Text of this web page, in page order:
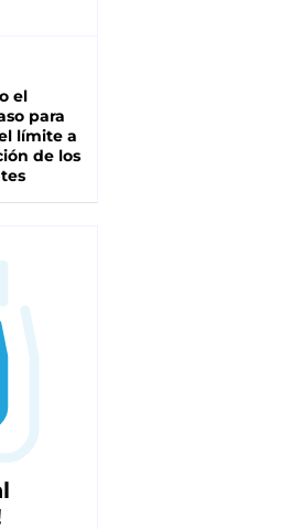
el
para
límite a
de los